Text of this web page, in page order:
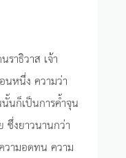
าธิวาส เจ้า
นหนึ่ง ความว่า
นก็เป็นการค้ำจุน
ซึ่งยาวนานกว่า
ามอดทน ความ